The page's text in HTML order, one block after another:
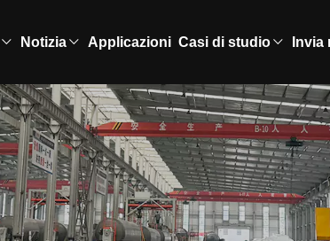
Notizia Applicazioni Casi di studio Invia